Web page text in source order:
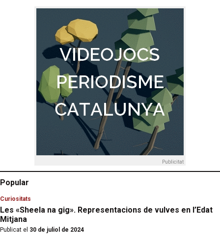
Publicitat
Popular
Curiositats
Les «Sheela na gig». Representacions de vulves en l’Edat
Mitjana
Publicat el 30 de juliol de 2024